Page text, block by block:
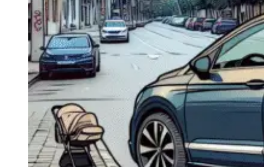
Navigație Ford Transit
Mercedes
Navigație Mercedes C Class W203
Navigație Mercedes C Class W204
Navigație Mercedes W203
Navigație Mercedes W204
Navigație Mercedes W211
Navigație Mercedes Sprinter
Passat
Navigație Passat B5
Navigație Passat B5 5
Navigație Passat B6
Navigație Passat B7
Navigație Passat B8
Navigație Passat CC
Skoda